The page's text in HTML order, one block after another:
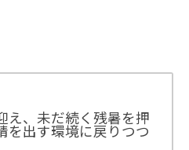
え、未だ続く残暑を押
を出す環境に戻りつつ